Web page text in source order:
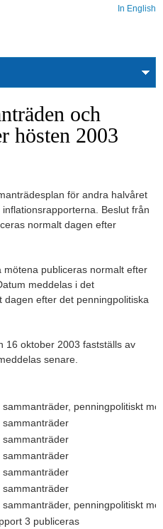
In English
och
hösten 2003
för andra halvåret
Beslut från
normalt dagen efter
mötena publiceras normalt efter
meddelas i det
dagen efter det penningpolitiska
16 oktober 2003 fastställs av
senare.
sammanträder, penningpolitiskt
sammanträder
sammanträder
sammanträder
sammanträder
sammanträder
sammanträder, penningpolitiskt
3 publiceras